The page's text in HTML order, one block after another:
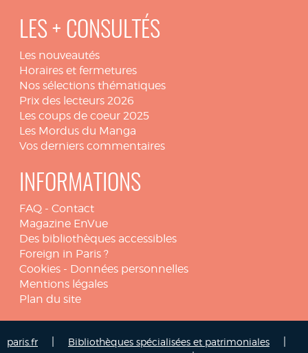
LES + CONSULTÉS
Les nouveautés
Horaires et fermetures
Nos sélections thématiques
Prix des lecteurs 2026
Les coups de coeur 2025
Les Mordus du Manga
Vos derniers commentaires
INFORMATIONS
FAQ - Contact
Magazine EnVue
Des bibliothèques accessibles
Foreign in Paris ?
Cookies - Données personnelles
Mentions légales
Plan du site
paris.fr Bibliothèques spécialisées et patrimoniales